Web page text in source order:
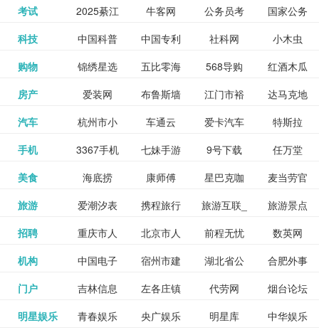
和看过的
电影电视
剧，顺便
打分、写
味，豆瓣
电影会推
荐好电影
师必备设
辅助神器
动画特效 资源分享 且纯粹的
网站
专注线报
活动
书下载
网,txt小说
完结txt小
说-书本网
_八零电子
书_80txt_
经网
钱如故 更多>>
考试 2025綦江
区中考志
愿填报系
牛客网 公务员考
试-中公教
育网
国家公务
员局
公务员考
试信息网
更多>>
科技 中国科普
博览
中国专利
信息网
社科网
小木虫
中国科学
院
更多>>
购物 锦绣星选
海淘
五比零海
淘网
568导购
网
红酒木瓜
靓汤官网
淘宝 更多>>
房产 爱装网 布鲁斯墙
纸
江门市裕
华墙纸
达马克地
产
格莱美墙
纸
更多>>
汽车 杭州市小
客车总量
调控管理
车通云 爱卡汽车
导购
特斯拉
百度有驾
网
更多>>
手机 3367手机
游戏
七妹手游 9号下载
任万堂
游戏邦
更多>>
美食 海底捞 康师傅 星巴克咖
啡
麦当劳官
网
心食谱网 更多>>
旅游 爱潮汐表 携程旅行
网
旅游互联_
景点门票
预订
旅游景点
点评-猫途
鹰
北京旅游
网
更多>>
招聘 重庆市人
力资源和
社会保障
北京市人
力资源和
社会保障
前程无忧
招聘网
数英网
聘才网
更多>>
机构 中国电子
检验检疫
业务网
宿州市建
委网
湖北省公
管局
合肥外事
办
湖北省粮
食局
更多>>
门户 吉林信息
网
左各庄镇
论坛
代劳网
烟台论坛
腾讯充值
更多>>
明星娱乐 青春娱乐 央广娱乐 明星库 中华娱乐